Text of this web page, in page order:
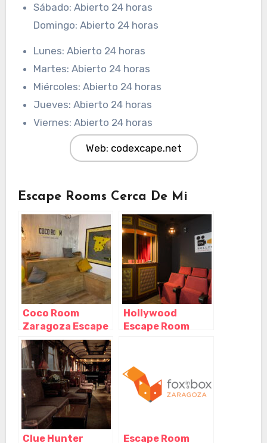
Sábado: Abierto 24 horas
Domingo: Abierto 24 horas
Lunes: Abierto 24 horas
Martes: Abierto 24 horas
Miércoles: Abierto 24 horas
Jueves: Abierto 24 horas
Viernes: Abierto 24 horas
Web: codexcape.net
Escape Rooms Cerca De Mi
Coco Room
Zaragoza Escape
Room – Paseo
Rosales,
Zaragoza –
Aragón
Hollywood
Escape Room
Aragón
Clue Hunter Escape Room